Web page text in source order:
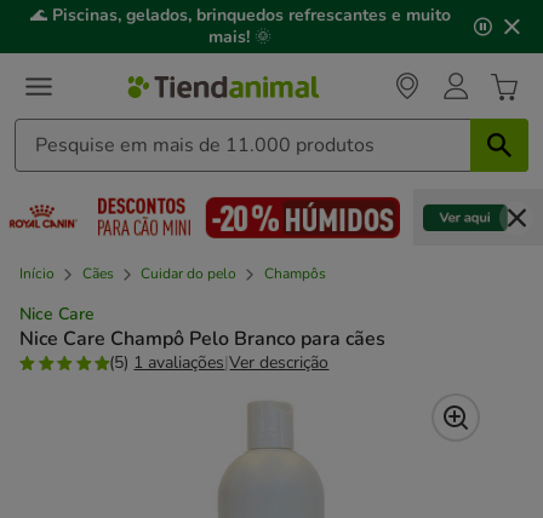
3,
mensagem,
🌊 Piscinas, gelados, brinquedos refrescantes e muito
mais! 🌞
Início Cães Cuidar do pelo Champôs
Nice Care
Nice Care Champô Pelo Branco para cães
(5) 1 avaliações|Ver descrição